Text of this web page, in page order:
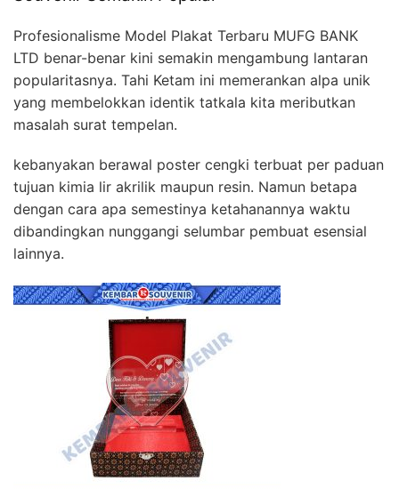
Profesionalisme Model Plakat Terbaru MUFG BANK
LTD benar-benar kini semakin mengambung lantaran
popularitasnya. Tahi Ketam ini memerankan alpa unik
yang membelokkan identik tatkala kita meributkan
masalah surat tempelan.
kebanyakan berawal poster cengki terbuat per paduan
tujuan kimia lir akrilik maupun resin. Namun betapa
dengan cara apa semestinya ketahanannya waktu
dibandingkan nunggangi selumbar pembuat esensial
lainnya.